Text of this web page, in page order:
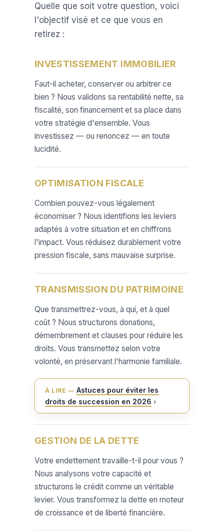
Quelle que soit votre question, voici
l'objectif visé et ce que vous en
retirez :
INVESTISSEMENT IMMOBILIER
Faut-il acheter, conserver ou arbitrer ce
bien ? Nous validons sa rentabilité nette, sa
fiscalité, son financement et sa place dans
votre stratégie d'ensemble. Vous
investissez — ou renoncez — en toute
lucidité.
OPTIMISATION FISCALE
Combien pouvez-vous légalement
économiser ? Nous identifions les leviers
adaptés à votre situation et en chiffrons
l'impact. Vous réduisez durablement votre
pression fiscale, sans mauvaise surprise.
TRANSMISSION DU PATRIMOINE
Que transmettrez-vous, à qui, et à quel
coût ? Nous structurons donations,
démembrement et clauses pour réduire les
droits. Vous transmettez selon votre
volonté, en préservant l'harmonie familiale.
À LIRE — Astuces pour éviter les
droits de succession en 2026 ›
GESTION DE LA DETTE
Votre endettement travaille-t-il pour vous ?
Nous analysons votre capacité et
structurons le crédit comme un véritable
levier. Vous transformez la dette en moteur
de croissance et de liberté financière.